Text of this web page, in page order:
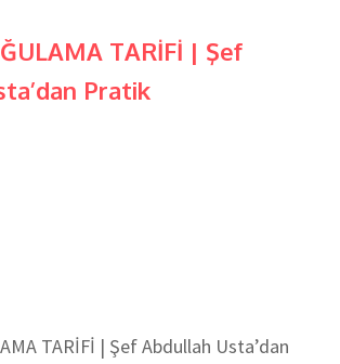
TARİFİ | Şef
Pratik
TARİFİ | Şef Abdullah Usta’dan